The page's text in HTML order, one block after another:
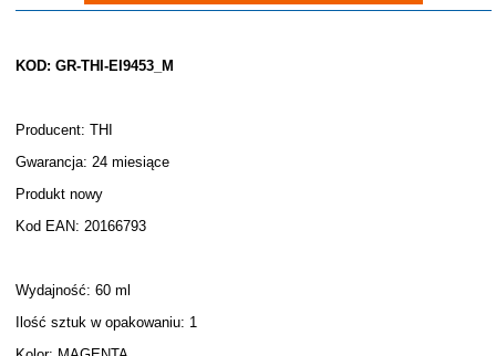
KOD: GR-THI-EI9453_M
Producent: THI
Gwarancja: 24 miesiące
Produkt nowy
Kod EAN: 20166793
Wydajność: 60 ml
Ilość sztuk w opakowaniu: 1